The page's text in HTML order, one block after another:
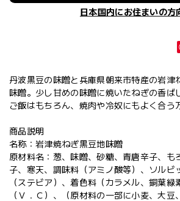
日本国内にお住まいの方
丹波黒豆の味噌と兵庫県朝来市特産の岩津
味噌。少し甘めの味噌に焼いたねぎの香ば
ご飯はもちろん、焼肉や冷奴にもよく合う
商品説明
名称：岩津焼ねぎ黒豆地味噌
原材料名：葱、味噌、砂糖、青唐辛子、も
子、寒天、調味料（アミノ酸等）、ソルビ
（ステビア）、着色料（カラメル、銅葉緑
（Ｖ．Ｃ）、（原材料の一部に小麦、大豆